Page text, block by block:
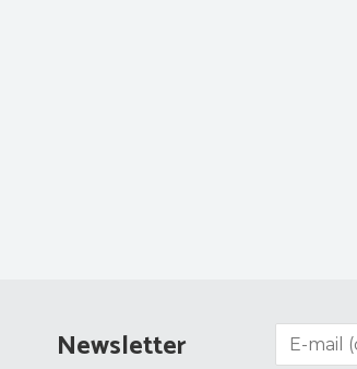
Newsletter